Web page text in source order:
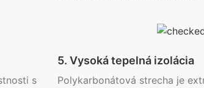
s
5. Vysoká tepelná izolácia
Polykarbonátová strecha je